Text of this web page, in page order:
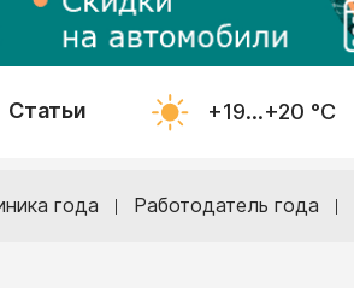
Статьи +19...+20 °С
года Работодатель года